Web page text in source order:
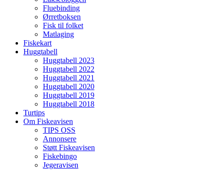
Fluebinding
Ørretboksen
Fisk til folket
Matlaging
Fiskekart
Huggtabell
Huggtabell 2023
Huggtabell 2022
Huggtabell 2021
Huggtabell 2020
Huggtabell 2019
Huggtabell 2018
Turtips
Om Fiskeavisen
TIPS OSS
Annonsere
Støtt Fiskeavisen
Fiskebingo
Jegeravisen